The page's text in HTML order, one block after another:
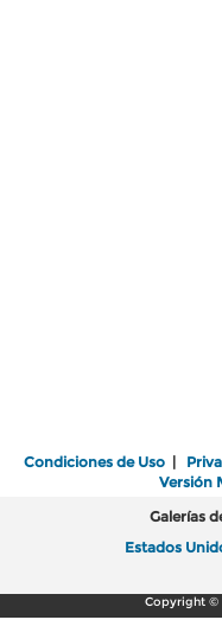
Condiciones de Uso |
Versión
Galerías
Estados
Copyright ©